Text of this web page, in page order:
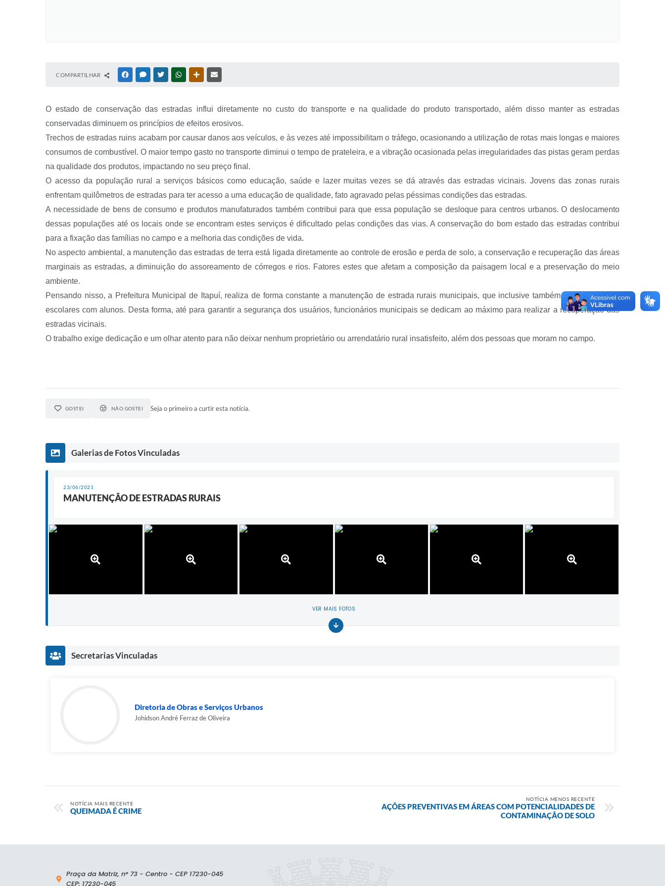
COMPARTILHAR FACEBOOKMESSENGER
TWITTERWHATSAPPOUTRAS MÍDIAS
O estado de conservação das estradas influi diretamente no custo do transporte e na qualidade do produto transportado, além disso manter as estradas
conservadas diminuem os princípios de efeitos erosivos.
Trechos de estradas ruins acabam por causar danos aos veículos, e às vezes até impossibilitam o tráfego, ocasionando a utilização de rotas mais longas e maiores
consumos de combustível. O maior tempo gasto no transporte diminui o tempo de prateleira, e a vibração ocasionada pelas irregularidades das pistas geram perdas
na qualidade dos produtos, impactando no seu preço final.
O acesso da população rural a serviços básicos como educação, saúde e lazer muitas vezes se dá através das estradas vicinais. Jovens das zonas rurais
enfrentam quilômetros de estradas para ter acesso a uma educação de qualidade, fato agravado pelas péssimas condições das estradas.
A necessidade de bens de consumo e produtos manufaturados também contribui para que essa população se desloque para centros urbanos. O deslocamento
dessas populações até os locais onde se encontram estes serviços é dificultado pelas condições das vias. A conservação do bom estado das estradas contribui
para a fixação das famílias no campo e a melhoria das condições de vida.
No aspecto ambiental, a manutenção das estradas de terra está ligada diretamente ao controle de erosão e perda de solo, a conservação e recuperação das áreas
marginais as estradas, a diminuição do assoreamento de córregos e rios. Fatores estes que afetam a composição da paisagem local e a preservação do meio
ambiente.
Pensando nisso, a Prefeitura Municipal de Itapuí, realiza de forma constante a manutenção de estrada rurais municipais, que inclusive também trafega veículos
escolares com alunos. Desta forma, até para garantir a segurança dos usuários, funcionários municipais se dedicam ao máximo para realizar a recuperação das
estradas vicinais.
O trabalho exige dedicação e um olhar atento para não deixar nenhum proprietário ou arrendatário rural insatisfeito, além dos pessoas que moram no campo.
GOSTEI NÃO GOSTEI Seja o primeiro a curtir esta notícia.
Galerias de Fotos Vinculadas
23/06/2021
MANUTENÇÃO DE ESTRADAS RURAIS
VER MAIS FOTOS
Secretarias Vinculadas
Diretoria de Obras e Serviços Urbanos
Johidson André Ferraz de Oliveira
NOTÍCIA MAIS RECENTE
QUEIMADA É CRIME
NOTÍCIA MENOS RECENTE
AÇÕES PREVENTIVAS EM ÁREAS COM POTENCIALIDADES DE
CONTAMINAÇÃO DE SOLO
Praça da Matriz, n° 73 - Centro - CEP 17230-045
CEP: 17230-045